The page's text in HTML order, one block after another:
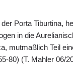
Porta Tiburtina,
in die
mutmaßlich Teil
80) (T. Mahler 06/